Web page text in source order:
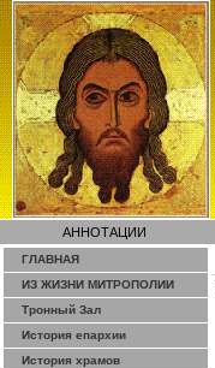
АННОТАЦИИ
ГЛАВНАЯ
ИЗ ЖИЗНИ МИТРОПОЛИИ
Тронный Зал
История епархии
История храмов